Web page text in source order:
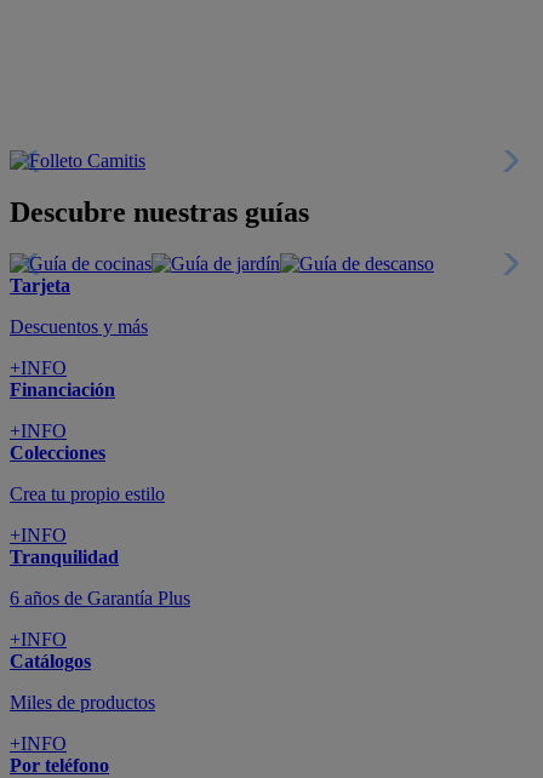
Descubre nuestras guías
Tarjeta
Descuentos y más
+INFO
Financiación
+INFO
Colecciones
Crea tu propio estilo
+INFO
Tranquilidad
6 años de Garantía Plus
+INFO
Catálogos
Miles de productos
+INFO
Por teléfono